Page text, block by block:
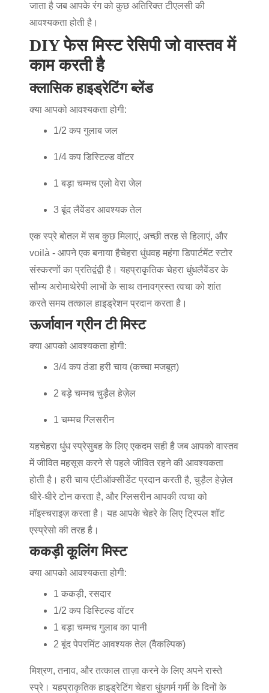
जाता है जब आपके रंग को कुछ अतिरिक्त टीएलसी की
आवश्यकता होती है।
DIY फेस मिस्ट रेसिपी जो वास्तव में
काम करती है
क्लासिक हाइड्रेटिंग ब्लेंड
क्या आपको आवश्यकता होगी:
1/2 कप गुलाब जल
1/4 कप डिस्टिल्ड वॉटर
1 बड़ा चम्मच एलो वेरा जेल
3 बूंद लैवेंडर आवश्यक तेल
एक स्प्रे बोतल में सब कुछ मिलाएं, अच्छी तरह से हिलाएं, और
voilà - आपने एक बनाया हैचेहरा धुंधवह महंगा डिपार्टमेंट स्टोर
संस्करणों का प्रतिद्वंद्वी है। यहप्राकृतिक चेहरा धुंधलैवेंडर के
सौम्य अरोमाथेरेपी लाभों के साथ तनावग्रस्त त्वचा को शांत
करते समय तत्काल हाइड्रेशन प्रदान करता है।
ऊर्जावान ग्रीन टी मिस्ट
क्या आपको आवश्यकता होगी:
3/4 कप ठंडा हरी चाय (कच्चा मजबूत)
2 बड़े चम्मच चुड़ैल हेज़ेल
1 चम्मच ग्लिसरीन
यहचेहरा धुंध स्प्रेसुबह के लिए एकदम सही है जब आपको वास्तव
में जीवित महसूस करने से पहले जीवित रहने की आवश्यकता
होती है। हरी चाय एंटीऑक्सीडेंट प्रदान करती है, चुड़ैल हेज़ेल
धीरे-धीरे टोन करता है, और ग्लिसरीन आपकी त्वचा को
मॉइस्चराइज़ करता है। यह आपके चेहरे के लिए ट्रिपल शॉट
एस्प्रेसो की तरह है।
ककड़ी कूलिंग मिस्ट
क्या आपको आवश्यकता होगी:
1 ककड़ी, रसदार
1/2 कप डिस्टिल्ड वॉटर
1 बड़ा चम्मच गुलाब का पानी
2 बूंद पेपरमिंट आवश्यक तेल (वैकल्पिक)
मिश्रण, तनाव, और तत्काल ताज़ा करने के लिए अपने रास्ते
स्प्रे। यहप्राकृतिक हाइड्रेटिंग चेहरा धुंधगर्म गर्मी के दिनों के